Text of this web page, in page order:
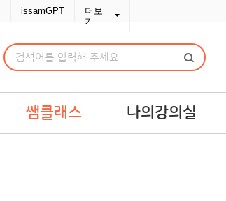
issamGPT
더보
기
쌤클래스 나의강의실